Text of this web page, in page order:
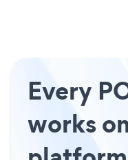
Every
works